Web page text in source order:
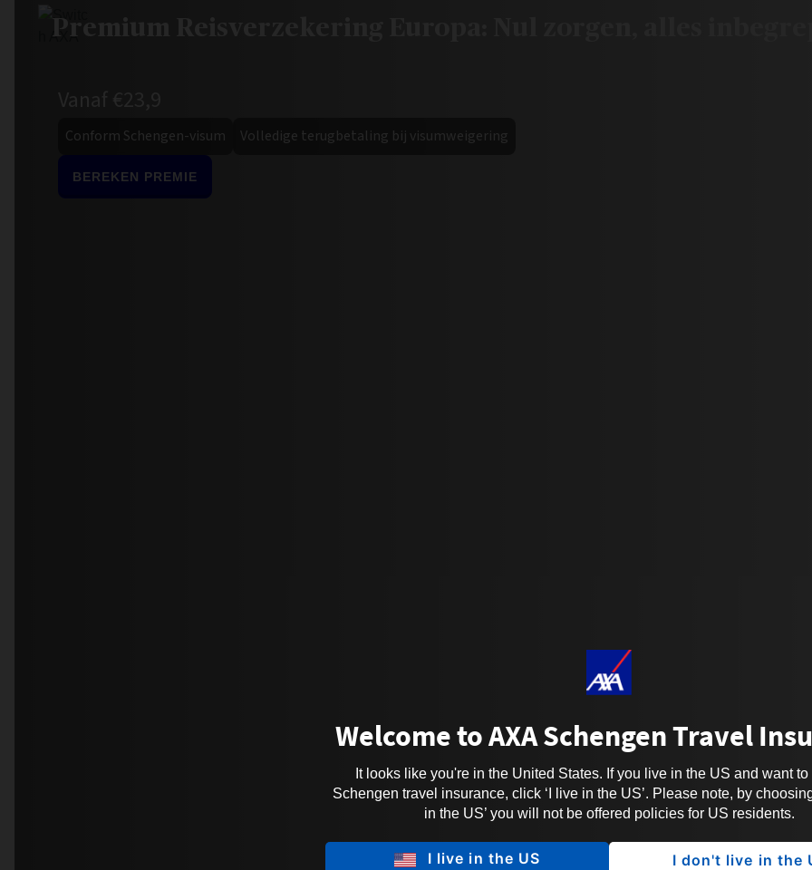
Welcome to AXA Schengen Travel
It looks like you're in the United States. If you live in the US and want to
Schengen travel insurance, click ‘I live in the US’. Please note, by
in the US’ you will not be offered policies for US residents.
I live in the US I don't live in the
Premium Reisverzekering Europa: Nul zorgen, alles
Conform Schengen-visum Volledige terugbetaling bij visumweigering
BEREKEN PREMIE